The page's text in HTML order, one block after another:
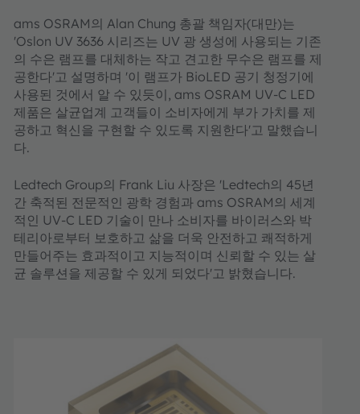
ams OSRAM의 Alan Chung 총괄 책임자(대만)는
'Oslon UV 3636 시리즈는 UV 광 생성에 사용되는 기존
의 수은 램프를 대체하는 작고 견고한 무수은 램프를 제
공한다'고 설명하며 '이 램프가 BioLED 공기 청정기에
사용된 것에서 알 수 있듯이, ams OSRAM UV-C LED
제품은 살균업계 고객들이 소비자에게 부가 가치를 제
공하고 혁신을 구현할 수 있도록 지원한다'고 말했습니
다.
Ledtech Group의 Frank Liu 사장은 'Ledtech의 45년
간 축적된 전문적인 광학 경험과 ams OSRAM의 세계
적인 UV-C LED 기술이 만나 소비자를 바이러스와 박
테리아로부터 보호하고 삶을 더욱 안전하고 쾌적하게
만들어주는 효과적이고 지능적이며 신뢰할 수 있는 살
균 솔루션을 제공할 수 있게 되었다'고 밝혔습니다.